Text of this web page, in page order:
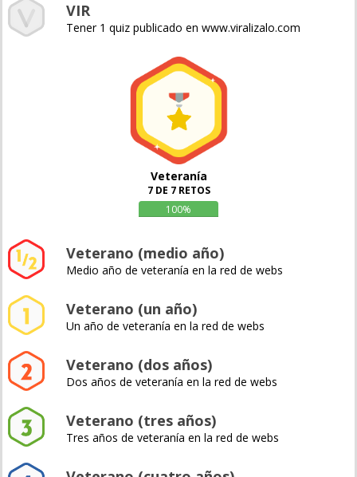
VIR
Tener 1 quiz publicado en www.viralizalo.com
Veteranía
7 DE 7 RETOS
100%
Veterano (medio año)
Medio año de veteranía en la red de webs
Veterano (un año)
Un año de veteranía en la red de webs
Veterano (dos años)
Dos años de veteranía en la red de webs
Veterano (tres años)
Tres años de veteranía en la red de webs